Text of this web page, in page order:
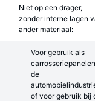
Niet op een drager,
zonder interne lagen van
ander materiaal:
Voor gebruik als
carrosseriepanelen in
de
automobielindustrie
of voor gebruik bij de